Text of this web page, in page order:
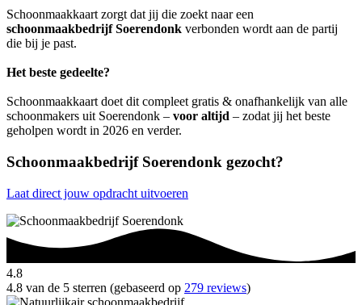
Schoonmaakkaart zorgt dat jij die zoekt naar een
schoonmaakbedrijf Soerendonk verbonden wordt aan de partij
die bij je past.
Het beste gedeelte?
Schoonmaakkaart doet dit compleet gratis & onafhankelijk van alle
schoonmakers uit Soerendonk – voor altijd – zodat jij het beste
geholpen wordt in 2026 en verder.
Schoonmaakbedrijf Soerendonk gezocht?
Laat direct jouw opdracht uitvoeren
4.8
4.8 van de 5 sterren (gebaseerd op 279 reviews)